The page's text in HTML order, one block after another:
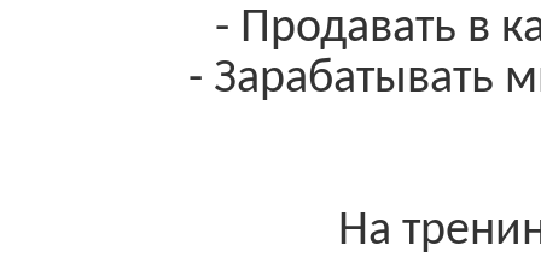
- Продавать в
- Зарабатывать
На